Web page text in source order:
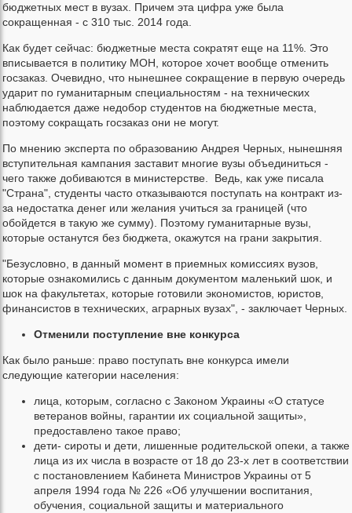
бюджетных мест в вузах. Причем эта цифра уже была
сокращенная - с 310 тыс. 2014 года.
Как будет сейчас: бюджетные места сократят еще на 11%. Это
вписывается в политику МОН, которое хочет вообще отменить
госзаказ. Очевидно, что нынешнее сокращение в первую очередь
ударит по гуманитарным специальностям - на технических
наблюдается даже недобор студентов на бюджетные места,
поэтому сокращать госзаказ они не могут.
По мнению эксперта по образованию Андрея Черных, нынешняя
вступительная кампания заставит многие вузы объединиться -
чего также добиваются в министерстве. Ведь, как уже писала
"Страна", студенты часто отказываются поступать на контракт из-
за недостатка денег или желания учиться за границей (что
обойдется в такую же сумму). Поэтому гуманитарные вузы,
которые останутся без бюджета, окажутся на грани закрытия.
"Безусловно, в данный момент в приемных комиссиях вузов,
которые ознакомились с данным документом маленький шок, и
шок на факультетах, которые готовили экономистов, юристов,
финансистов в технических, аграрных вузах", - заключает Черных.
Отменили поступление вне конкурса
Как было раньше: право поступать вне конкурса имели
следующие категории населения:
лица, которым, согласно с Законом Украины «О статусе
ветеранов войны, гарантии их социальной защиты»,
предоставлено такое право;
дети- сироты и дети, лишенные родительской опеки, а также
лица из их числа в возрасте от 18 до 23-х лет в соответствии
с постановлением Кабинета Министров Украины от 5
апреля 1994 года № 226 «Об улучшении воспитания,
обучения, социальной защиты и материального